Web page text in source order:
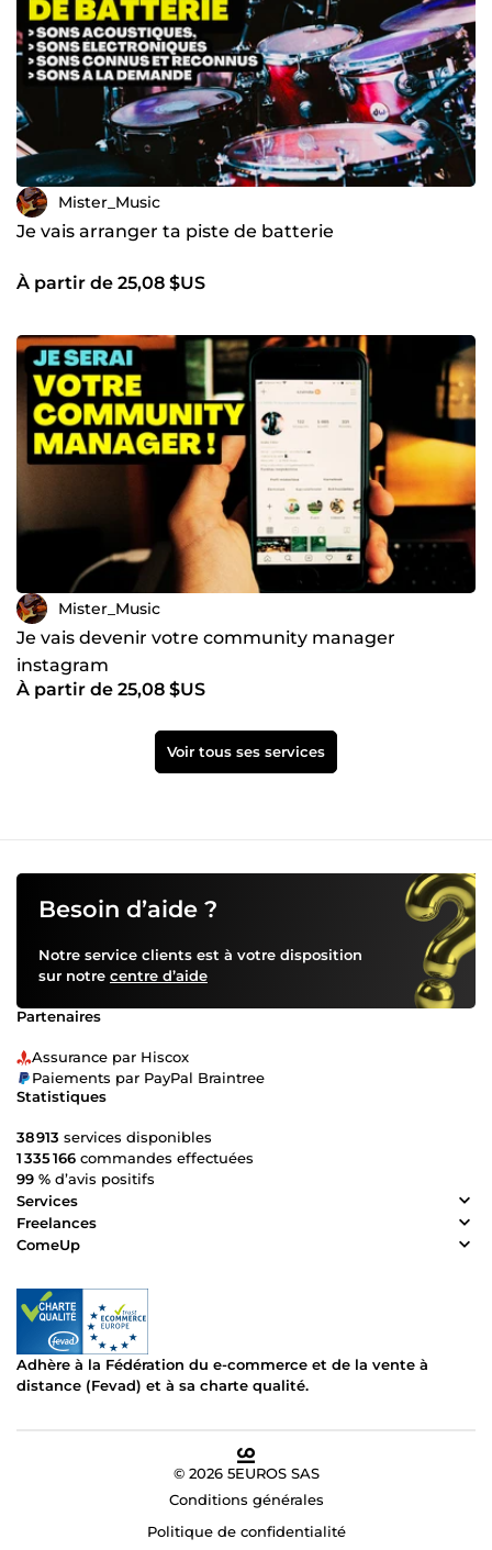
Mister_Music
Je vais arranger ta piste de batterie
À partir de 25,08 $US
Mister_Music
Je vais devenir votre community manager
instagram
À partir de 25,08 $US
Voir tous ses services
Besoin d’aide ?
Notre service clients est à votre disposition
sur notre centre d’aide
Partenaires
Assurance par Hiscox
Paiements par PayPal Braintree
Statistiques
38 913 services disponibles
1 335 166 commandes effectuées
99 % d’avis positifs
Services
Freelances
ComeUp
Adhère à la Fédération du e-commerce et de la vente à
distance (Fevad) et à sa charte qualité.
© 2026 5EUROS SAS
Conditions générales
Politique de confidentialité